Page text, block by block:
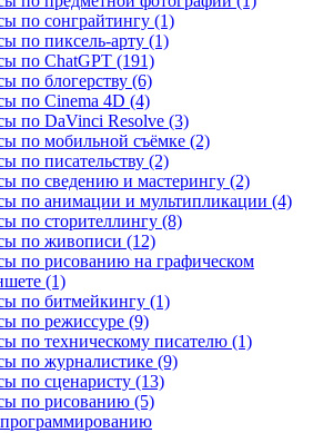
по сонграйтингу (1)
по пиксель-арту (1)
по ChatGPT (191)
по блогерству (6)
по Cinema 4D (4)
по DaVinci Resolve (3)
по мобильной съёмке (2)
по писательству (2)
по сведению и мастерингу (2)
по анимации и мультипликации (4)
по сторителлингу (8)
по живописи (12)
по рисованию на графическом
(1)
по битмейкингу (1)
по режиссуре (9)
по техническому писателю (1)
по журналистике (9)
по сценаристу (13)
по рисованию (5)